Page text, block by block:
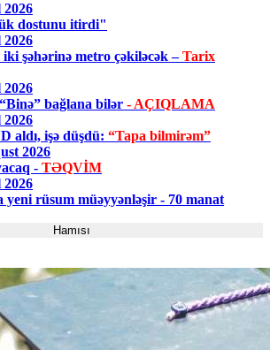
2026
dostunu itirdi"
2026
iki şəhərinə metro çəkiləcək –Tarix
2026
bağlana bilər - AÇIQLAMA
2026
aldı, işə düşdü: “Tapa bilmirəm”
2026
- TƏQVİM
2026
yeni rüsum müəyyənləşir - 70 manat
Hamısı